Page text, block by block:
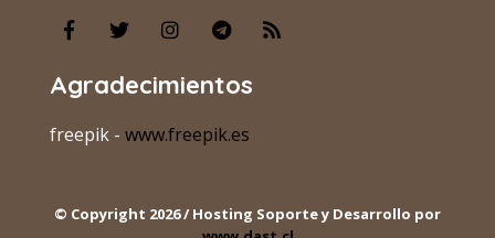
Agradecimientos
freepik - www.freepik.es
© Copyright 2026 / Hosting Soporte y Desarrollo por